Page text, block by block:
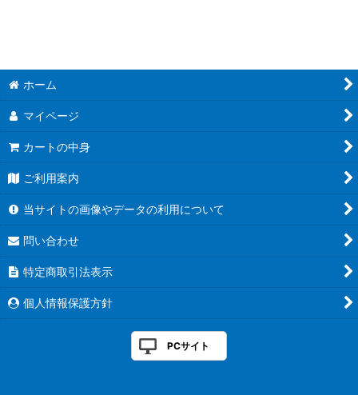
絞り込む
ホーム
マイページ
カートの中身
ご利用案内
当サイトの画像やデータの利用について
問い合わせ
特定商取引法表示
個人情報保護方針
PCサイト